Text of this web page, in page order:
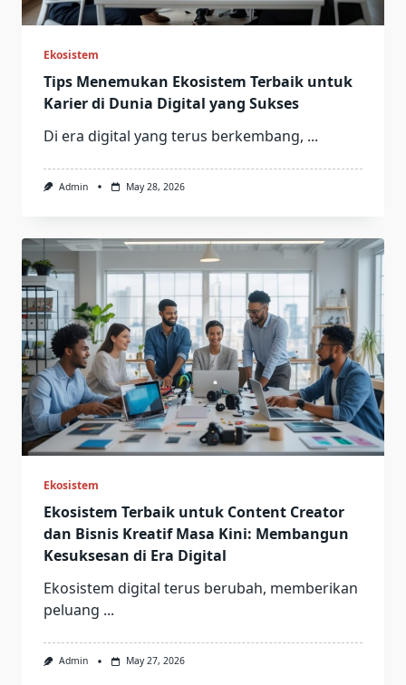
Ekosistem
Tips Menemukan Ekosistem Terbaik untuk
Karier di Dunia Digital yang Sukses
Di era digital yang terus berkembang, ...
Admin May 28, 2026
Ekosistem
Ekosistem Terbaik untuk Content Creator
dan Bisnis Kreatif Masa Kini: Membangun
Kesuksesan di Era Digital
Ekosistem digital terus berubah, memberikan
peluang ...
Admin May 27, 2026